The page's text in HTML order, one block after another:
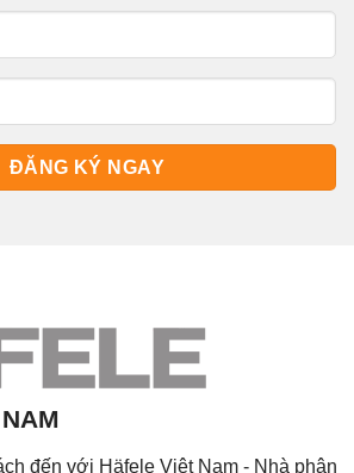
đến với Häfele Việt Nam - Nhà phân